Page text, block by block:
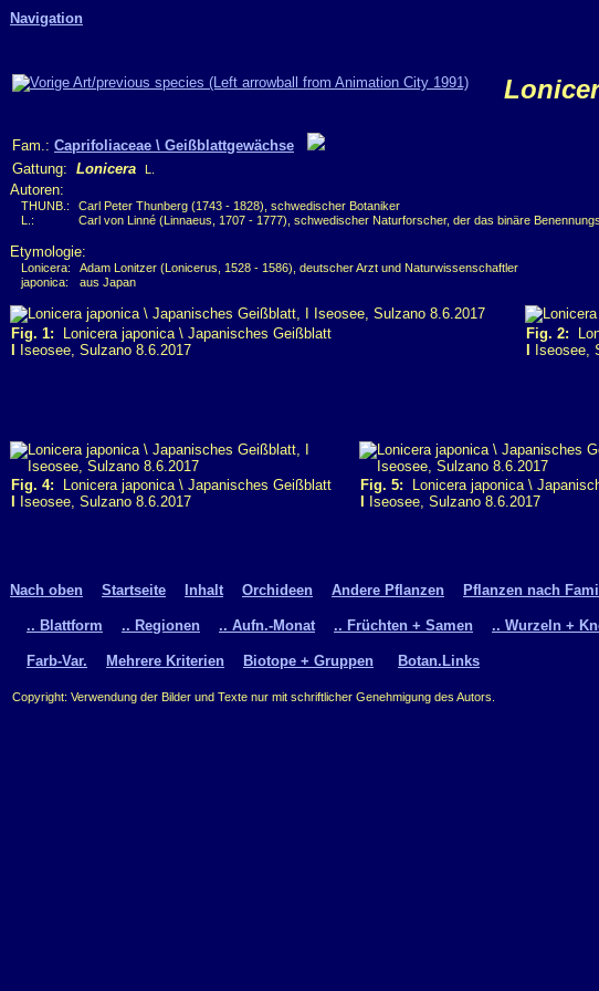
Navigation
Fam.: Caprifoliaceae \ Geißblattgewächse
Gattung: Lonicera L.
Autoren:
THUNB.:
Carl Peter Thunberg (1743 - 1828), schwedischer Botaniker
L.:
Carl von Linné (Linnaeus, 1707 - 1777), schwedischer Naturforscher, der das binäre
Etymologie:
Lonicera:
Adam Lonitzer (Lonicerus, 1528 - 1586), deutscher Arzt und Naturwissenschaftler
japonica:
aus Japan
Fig. 1: Lonicera japonica \ Japanisches Geißblatt
Iseosee, Sulzano 8.6.2017
Fig. 2:
Iseosee,
Fig. 4: Lonicera japonica \ Japanisches Geißblatt
Iseosee, Sulzano 8.6.2017
Fig. 5: Lonicera japonica \
Iseosee, Sulzano 8.6.2017
Nach oben Startseite Inhalt Orchideen Andere Pflanzen Pflanzen nach
.. Blattform .. Regionen .. Aufn.-Monat .. Früchten + Samen .. Wurzeln +
Farb-Var. Mehrere Kriterien Biotope + Gruppen Botan.Links
Copyright: Verwendung der Bilder und Texte nur mit schriftlicher Genehmigung des Autors.